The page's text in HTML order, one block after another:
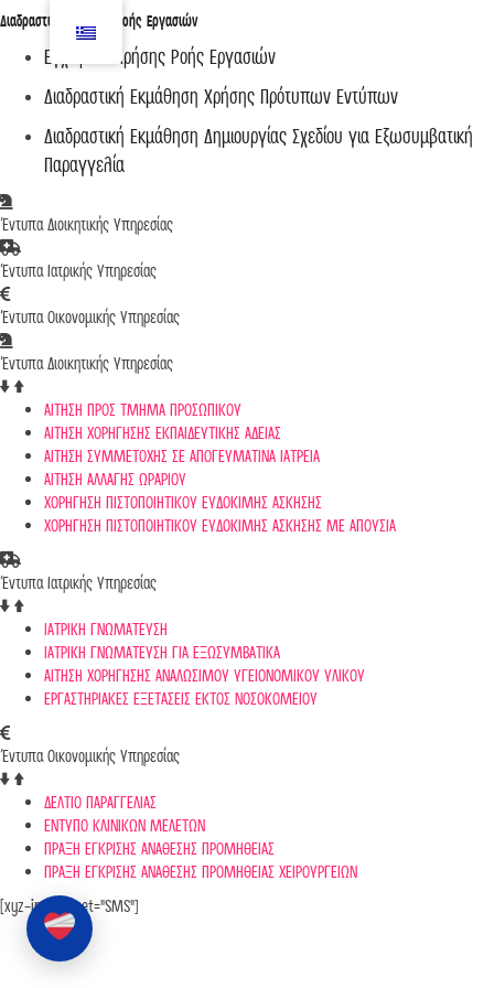
Διαδραστικά Tutorial Ροής Εργασιών
Εγχειρίδιο Χρήσης Ροής Εργασιών
Διαδραστική Εκμάθηση Χρήσης Πρότυπων Εντύπων
Διαδραστική Εκμάθηση Δημιουργίας Σχεδίου για Εξωσυμβατική
Παραγγελία
Έντυπα Διοικητικής Υπηρεσίας
Έντυπα Ιατρικής Υπηρεσίας
Έντυπα Οικονομικής Υπηρεσίας
Έντυπα Διοικητικής Υπηρεσίας
ΑΙΤΗΣΗ ΠΡΟΣ ΤΜΗΜΑ ΠΡΟΣΩΠΙΚΟΥ
ΑΙΤΗΣΗ ΧΟΡΗΓΗΣΗΣ ΕΚΠΑΙΔΕΥΤΙΚΗΣ ΑΔΕΙΑΣ
ΑΙΤΗΣΗ ΣΥΜΜΕΤΟΧΗΣ ΣΕ ΑΠΟΓΕΥΜΑΤΙΝΑ ΙΑΤΡΕΙΑ
ΑΙΤΗΣΗ ΑΛΛΑΓΗΣ ΩΡΑΡΙΟΥ
ΧΟΡΗΓΗΣΗ ΠΙΣΤΟΠΟΙΗΤΙΚΟΥ ΕΥΔΟΚΙΜΗΣ ΑΣΚΗΣΗΣ
ΧΟΡΗΓΗΣΗ ΠΙΣΤΟΠΟΙΗΤΙΚΟΥ ΕΥΔΟΚΙΜΗΣ ΑΣΚΗΣΗΣ ΜΕ ΑΠΟΥΣΙΑ
Έντυπα Ιατρικής Υπηρεσίας
ΙΑΤΡΙΚΗ ΓΝΩΜΑΤΕΥΣΗ
ΙΑΤΡΙΚΗ ΓΝΩΜΑΤΕΥΣΗ ΓΙΑ ΕΞΩΣΥΜΒΑΤΙΚΑ
ΑΙΤΗΣΗ ΧΟΡΗΓΗΣΗΣ ΑΝΑΛΩΣΙΜΟΥ ΥΓΕΙΟΝΟΜΙΚΟΥ ΥΛΙΚΟΥ
ΕΡΓΑΣΤΗΡΙΑΚΕΣ ΕΞΕΤΑΣΕΙΣ ΕΚΤΟΣ ΝΟΣΟΚΟΜΕΙΟΥ
Έντυπα Οικονομικής Υπηρεσίας
ΔΕΛΤΙΟ ΠΑΡΑΓΓΕΛΙΑΣ
ΕΝΤΥΠΟ ΚΛΙΝΙΚΩΝ ΜΕΛΕΤΩΝ
ΠΡΑΞΗ ΕΓΚΡΙΣΗΣ ΑΝΑΘΕΣΗΣ ΠΡΟΜΗΘΕΙΑΣ
ΠΡΑΞΗ ΕΓΚΡΙΣΗΣ ΑΝΑΘΕΣΗΣ ΠΡΟΜΗΘΕΙΑΣ ΧΕΙΡΟΥΡΓΕΙΩΝ
[xyz-ips snippet="SMS"]
Frontis